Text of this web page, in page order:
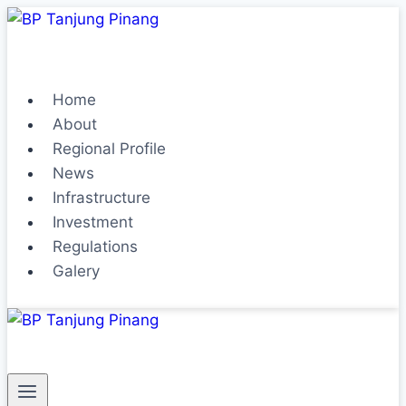
Home
About
Regional Profile
News
Infrastructure
Investment
Regulations
Galery